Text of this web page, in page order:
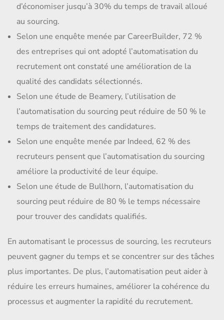
d’économiser jusqu’à 30% du temps de travail alloué
au sourcing.
Selon une enquête menée par CareerBuilder, 72 %
des entreprises qui ont adopté l’automatisation du
recrutement ont constaté une amélioration de la
qualité des candidats sélectionnés.
Selon une étude de Beamery, l’utilisation de
l’automatisation du sourcing peut réduire de 50 % le
temps de traitement des candidatures.
Selon une enquête menée par Indeed, 62 % des
recruteurs pensent que l’automatisation du sourcing
améliore la productivité de leur équipe.
Selon une étude de Bullhorn, l’automatisation du
sourcing peut réduire de 80 % le temps nécessaire
pour trouver des candidats qualifiés.
En automatisant le processus de sourcing, les recruteurs
peuvent gagner du temps et se concentrer sur des tâches
plus importantes. De plus, l’automatisation peut aider à
réduire les erreurs humaines, améliorer la cohérence du
processus et augmenter la rapidité du recrutement.